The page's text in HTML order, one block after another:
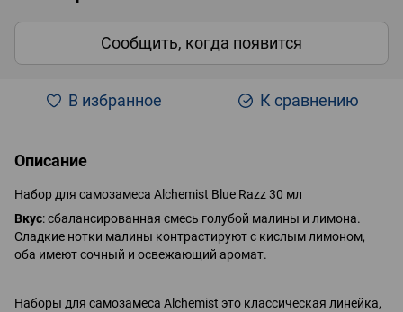
Сообщить, когда появится
В избранное К сравнению
Описание
Набор для самозамеcа Alchemist Blue Razz 30 мл
Вкус: сбалансированная смесь голубой малины и лимона.
Сладкие нотки малины контрастируют с кислым лимоном,
оба имеют сочный и освежающий аромат.
Наборы для самозамеса Alchemist это классическая линейка,